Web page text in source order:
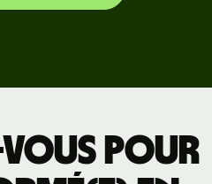
vous pour